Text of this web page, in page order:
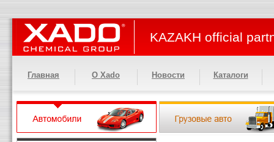
KAZAKH official
Главная О Xado Новости Каталоги